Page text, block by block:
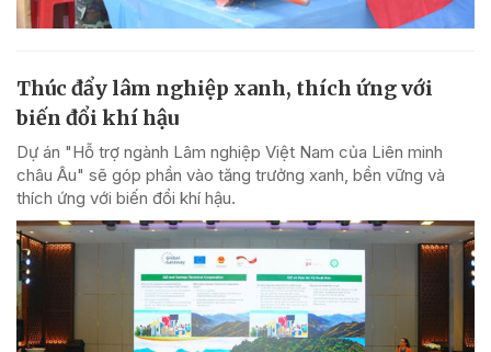
Thúc đẩy lâm nghiệp xanh, thích ứng với
biến đổi khí hậu
Dự án "Hỗ trợ ngành Lâm nghiệp Việt Nam của Liên minh
châu Âu" sẽ góp phần vào tăng trưởng xanh, bền vững và
thích ứng với biến đổi khí hậu.